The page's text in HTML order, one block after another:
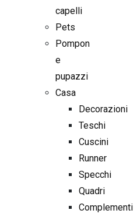
capelli
Pets
Pompon
e
pupazzi
Casa
Decorazioni
Teschi
Cuscini
Runner
Specchi
Quadri
Complementi